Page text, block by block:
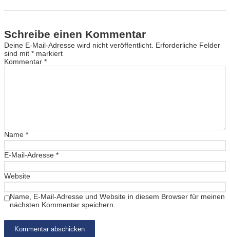
Schreibe einen Kommentar
Deine E-Mail-Adresse wird nicht veröffentlicht. Erforderliche Felder
sind mit * markiert
Kommentar *
Name *
E-Mail-Adresse *
Website
Name, E-Mail-Adresse und Website in diesem Browser für meinen
nächsten Kommentar speichern.